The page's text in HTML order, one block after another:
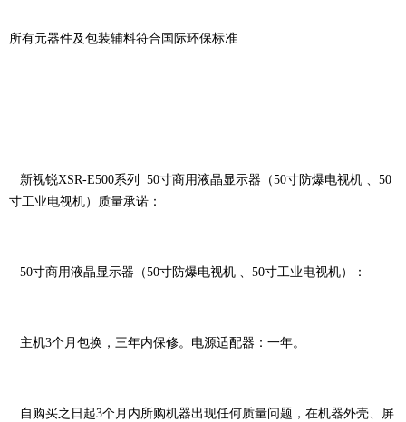
所有元器件及包装辅料符合国际环保标准
新视锐XSR-E500系列 50寸商用液晶显示器（50寸防爆电视机 、50
寸工业电视机）质量承诺：
50寸商用液晶显示器（50寸防爆电视机 、50寸工业电视机）：
主机3个月包换，三年内保修。电源适配器：一年。
自购买之日起3个月内所购机器出现任何质量问题，在机器外壳、屏